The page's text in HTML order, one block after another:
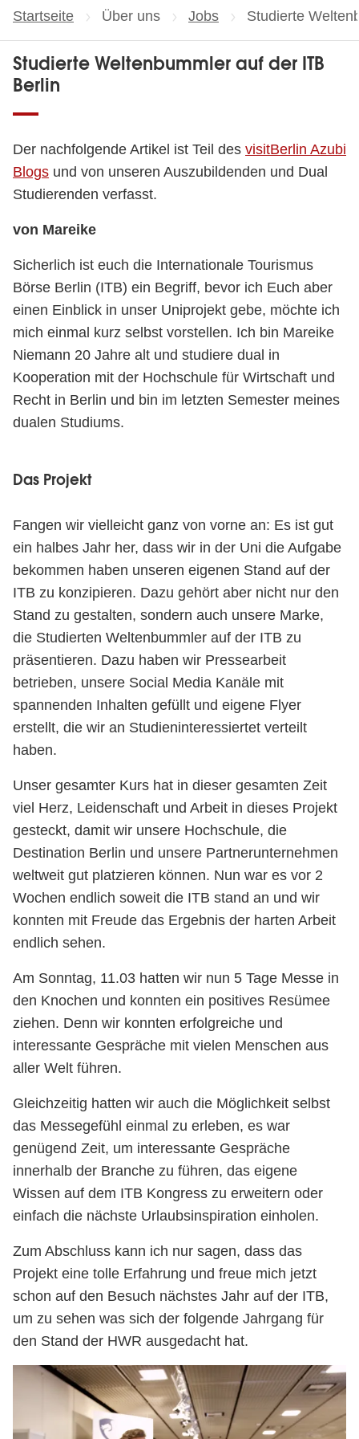
Startseite Über uns Jobs Aktuelle Seite:
Studierte
Studierte Weltenbummler auf der ITB
Berlin
Der nachfolgende Artikel ist Teil des visitBerlin Azubi
Blogs und von unseren Auszubildenden und Dual
Studierenden verfasst.
von Mareike
Sicherlich ist euch die Internationale Tourismus
Börse Berlin (ITB) ein Begriff, bevor ich Euch aber
einen Einblick in unser Uniprojekt gebe, möchte ich
mich einmal kurz selbst vorstellen. Ich bin Mareike
Niemann 20 Jahre alt und studiere dual in
Kooperation mit der Hochschule für Wirtschaft und
Recht in Berlin und bin im letzten Semester meines
dualen Studiums.
Das Projekt
Fangen wir vielleicht ganz von vorne an: Es ist gut
ein halbes Jahr her, dass wir in der Uni die Aufgabe
bekommen haben unseren eigenen Stand auf der
ITB zu konzipieren. Dazu gehört aber nicht nur den
Stand zu gestalten, sondern auch unsere Marke,
die Studierten Weltenbummler auf der ITB zu
präsentieren. Dazu haben wir Pressearbeit
betrieben, unsere Social Media Kanäle mit
spannenden Inhalten gefüllt und eigene Flyer
erstellt, die wir an Studieninteressiertet verteilt
haben.
Unser gesamter Kurs hat in dieser gesamten Zeit
viel Herz, Leidenschaft und Arbeit in dieses Projekt
gesteckt, damit wir unsere Hochschule, die
Destination Berlin und unsere Partnerunternehmen
weltweit gut platzieren können. Nun war es vor 2
Wochen endlich soweit die ITB stand an und wir
konnten mit Freude das Ergebnis der harten Arbeit
endlich sehen.
Am Sonntag, 11.03 hatten wir nun 5 Tage Messe in
den Knochen und konnten ein positives Resümee
ziehen. Denn wir konnten erfolgreiche und
interessante Gespräche mit vielen Menschen aus
aller Welt führen.
Gleichzeitig hatten wir auch die Möglichkeit selbst
das Messegefühl einmal zu erleben, es war
genügend Zeit, um interessante Gespräche
innerhalb der Branche zu führen, das eigene
Wissen auf dem ITB Kongress zu erweitern oder
einfach die nächste Urlaubsinspiration einholen.
Zum Abschluss kann ich nur sagen, dass das
Projekt eine tolle Erfahrung und freue mich jetzt
schon auf den Besuch nächstes Jahr auf der ITB,
um zu sehen was sich der folgende Jahrgang für
den Stand der HWR ausgedacht hat.